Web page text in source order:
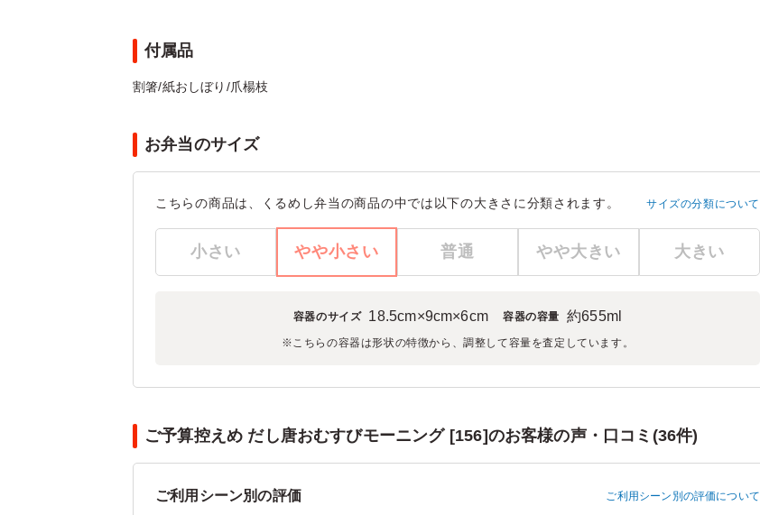
付属品
割箸/紙おしぼり/爪楊枝
お弁当のサイズ
こちらの商品は、くるめし弁当の商品の中では以下の大きさに分類されます。 サイズの分類について
小さい やや小さい 普通 やや大きい 大きい
容器のサイズ 18.5cm×9cm×6cm 容器の容量 約655ml
※こちらの容器は形状の特徴から、調整して容量を査定しています。
ご予算控えめ だし唐おむすびモーニング [156]のお客様の声・口コミ(36件)
ご利用シーン別の評価 ご利用シーン別の評価について